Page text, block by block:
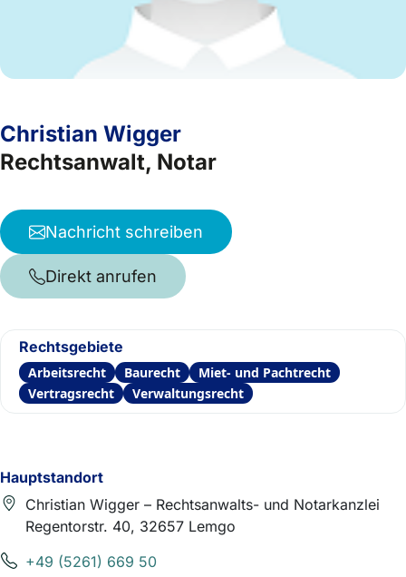
Hauptstandort
Christian Wigger – Rechtsanwalts- und Notarkanzlei
Regentorstr. 40, 32657 Lemgo
+49 (5261) 669 50
Christian Wigger
Rechtsanwalt, Notar
Nachricht schreiben
Direkt anrufen
Rechtsgebiete
Arbeitsrecht Baurecht
Miet- und Pachtrecht
Vertragsrecht
Verwaltungsrecht